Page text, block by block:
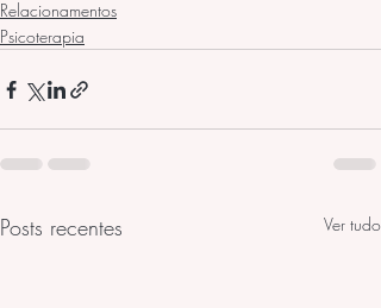
Relacionamentos
Psicoterapia
Posts recentes Ver tudo